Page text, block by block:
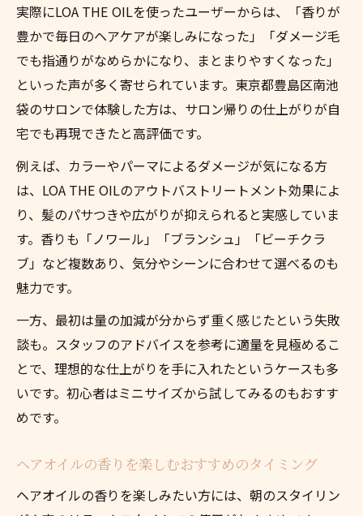
実際にLOA THE OILを使ったユーザーからは、「香りが
豊かで毎日のヘアケアが楽しみになった」「ダメージ毛
でも指通りがなめらかになり、まとまりやすくなった」
といった声が多く寄せられています。東京都豊島区南池
袋のサロンで体験した方は、サロン帰りの仕上がりが自
宅でも再現できたと高評価です。
例えば、カラーやパーマによるダメージが気になる方
は、LOA THE OILのアウトバストリートメント効果によ
り、髪のパサつきや広がりが抑えられると実感していま
す。香りも「ノワール」「ブランシュ」「ビーチクラ
ブ」など複数あり、気分やシーンに合わせて選べるのも
魅力です。
一方、最初は量の加減が分からず重く感じたという失敗
談も。スタッフのアドバイスを参考に適量を見極めるこ
とで、理想的な仕上がりを手に入れたというケースも多
いです。初心者はミニサイズから試してみるのもおすす
めです。
ヘアオイルの香りを楽しむおすすめのタイミング
ヘアオイルの香りを楽しみたい方には、朝のスタイリン